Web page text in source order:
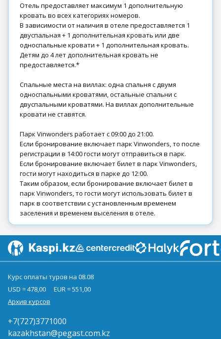
Отель предоставляет максимум 1 дополнительную
кровать во всех категориях номеров.
В зависимости от наличия в отеле предоставляется 1
двуспальная + 1 дополнительная кровать или две
односпальные кровати + 1 дополнительная кровать.
Детям до 4 лет дополнительная кровать не
предоставляется.*
Спальные места на виллах: одна спальня с двумя
односпальными кроватями, остальные спальни с
двуспальными кроватями. На виллах дополнительные
кровати не ставятся.
Парк Vinwonders работает с 09:00 до 21:00.
Если бронирование включает парк Vinwonders, то после
регистрации в 14:00 гости могут отправиться в парк.
Если бронирование включает билет в парк Vinwonders,
гости могут находиться в парке до 12:00.
Таким образом, если бронирование включает билет в
парк Vinwonders, то гости могут использовать билет в
парк в соответствии с установленным временем
заселения и временем выселения в отеле.
Курс оплаты туров на 08.08
USD = 478,00
EUR = 551,00
Архив курсов
+7(727)3771000
kazakhstan@pegast.com.kz